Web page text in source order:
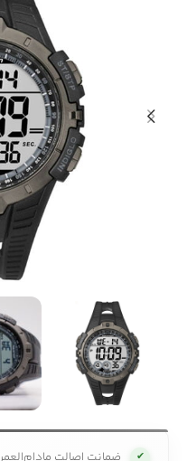
✔ ضمانت اصالت مادام‌العمر